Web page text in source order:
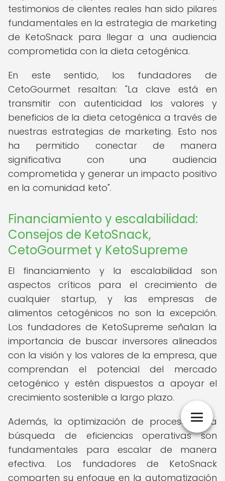
testimonios de clientes reales han sido pilares
fundamentales en la estrategia de marketing
de KetoSnack para llegar a una audiencia
comprometida con la dieta cetogénica.
En este sentido, los fundadores de
CetoGourmet resaltan: "La clave está en
transmitir con autenticidad los valores y
beneficios de la dieta cetogénica a través de
nuestras estrategias de marketing. Esto nos
ha permitido conectar de manera
significativa con una audiencia
comprometida y generar un impacto positivo
en la comunidad keto".
Financiamiento y escalabilidad:
Consejos de KetoSnack,
CetoGourmet y KetoSupreme
El financiamiento y la escalabilidad son
aspectos críticos para el crecimiento de
cualquier startup, y las empresas de
alimentos cetogénicos no son la excepción.
Los fundadores de KetoSupreme señalan la
importancia de buscar inversores alineados
con la visión y los valores de la empresa, que
comprendan el potencial del mercado
cetogénico y estén dispuestos a apoyar el
crecimiento sostenible a largo plazo.
Además, la optimización de procesos y la
búsqueda de eficiencias operativas son
fundamentales para escalar de manera
efectiva. Los fundadores de KetoSnack
comparten su enfoque en la automatización